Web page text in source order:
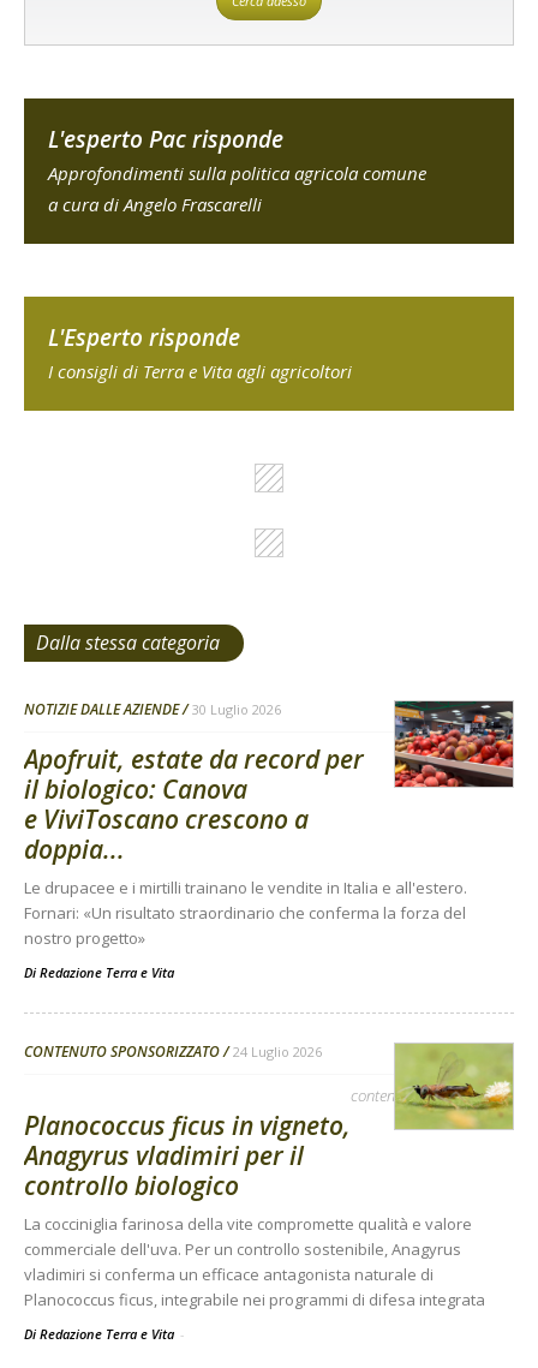
L'esperto Pac risponde
Approfondimenti sulla politica agricola comune
a cura di Angelo Frascarelli
L'Esperto risponde
I consigli di Terra e Vita agli agricoltori
Dalla stessa categoria
NOTIZIE DALLE AZIENDE 30 Luglio 2026
Apofruit, estate da record per
il biologico: Canova
e ViviToscano crescono a
doppia...
Le drupacee e i mirtilli trainano le vendite in Italia e all'estero.
Fornari: «Un risultato straordinario che conferma la forza del
nostro progetto»
Di Redazione Terra e Vita
CONTENUTO SPONSORIZZATO 24 Luglio 2026
contenuto sponsorizzato
Planococcus ficus in vigneto,
Anagyrus vladimiri per il
controllo biologico
La cocciniglia farinosa della vite compromette qualità e valore
commerciale dell'uva. Per un controllo sostenibile, Anagyrus
vladimiri si conferma un efficace antagonista naturale di
Planococcus ficus, integrabile nei programmi di difesa integrata
Di Redazione Terra e Vita -